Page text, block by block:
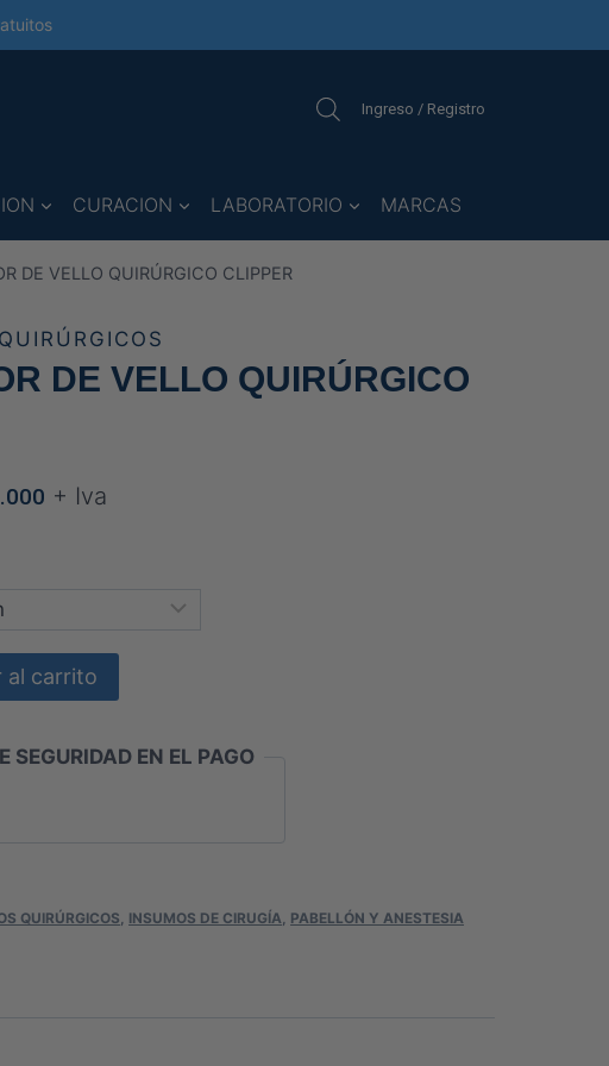
Ingreso / Registro
CURACION LABORATORIO MARCAS
DE VELLO QUIRÚRGICO CLIPPER
DE VELLO QUIRÚRGICO
Rango
$19.700
hasta
+ Iva
al carrito
SEGURIDAD EN EL PAGO
QUIRÚRGICOS INSUMOS DE CIRUGÍA PABELLÓN Y ANESTESIA